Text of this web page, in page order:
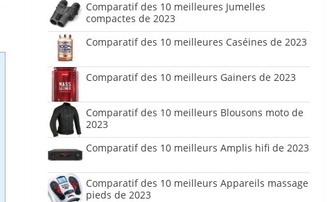
Comparatif des 10 meilleures Jumelles
compactes de 2023
Comparatif des 10 meilleures Caséines de 2023
Comparatif des 10 meilleurs Gainers de 2023
Comparatif des 10 meilleurs Blousons moto de
2023
Comparatif des 10 meilleurs Amplis hifi de 2023
Comparatif des 10 meilleurs Appareils massage
pieds de 2023